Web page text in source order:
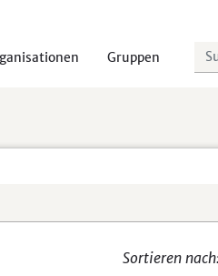
Gruppen
Sortieren nach